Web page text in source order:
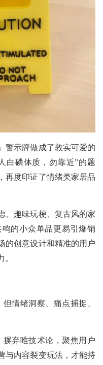
警示牌做成了敦实可爱的
白磷体质，勿靠近”的题
再度印证了情绪类家居品
、趣味玩梗、复古风的家
的小众单品更易引爆销
的创意设计和精准的用户
情绪洞察、痛点捕捉、
摒弃唯技术论，聚焦用户
与内容裂变玩法，才能持